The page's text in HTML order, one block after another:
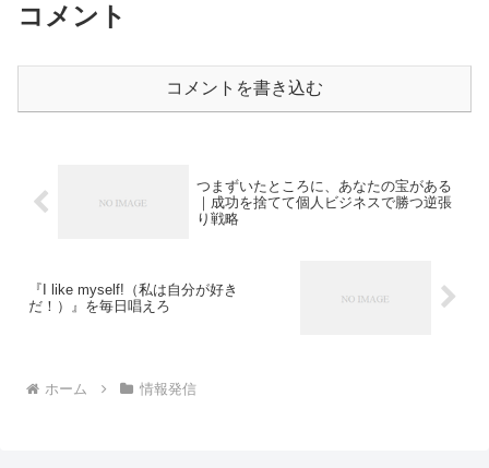
コメント
コメントを書き込む
つまずいたところに、あなたの宝がある
｜成功を捨てて個人ビジネスで勝つ逆張
り戦略
『I like myself!（私は自分が好き
だ！）』を毎日唱えろ
ホーム 情報発信